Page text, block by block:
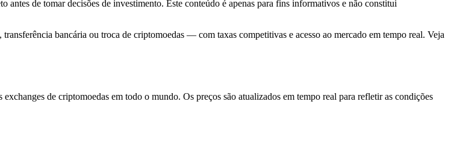
de tomar decisões de investimento. Este conteúdo é apenas para fins informativos e não constitui
bancária ou troca de criptomoedas — com taxas competitivas e acesso ao mercado em tempo real. Veja
de criptomoedas em todo o mundo. Os preços são atualizados em tempo real para refletir as condições